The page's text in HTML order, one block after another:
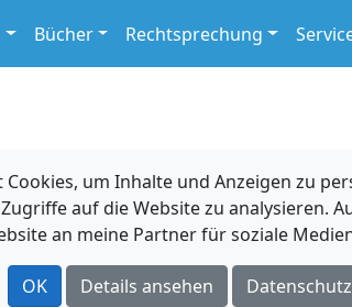
Bücher Rechtsprechung
um Inhalte und Anzeigen zu
auf die Website zu analysieren.
an meine Partner für soziale
OK Details ansehen